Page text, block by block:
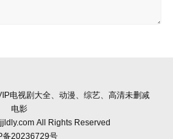
电视剧大全、动漫、综艺、高清未删减
电影
All Rights Reserved
备20236729号